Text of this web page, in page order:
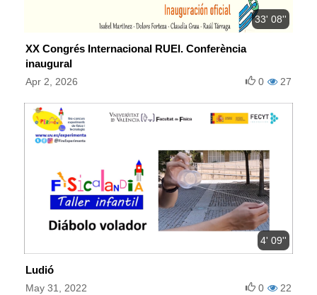
33' 08''
XX Congrés Internacional RUEI. Conferència
inaugural
Apr 2, 2026 27
0
4' 09''
Ludió
May 31, 2022 22
0